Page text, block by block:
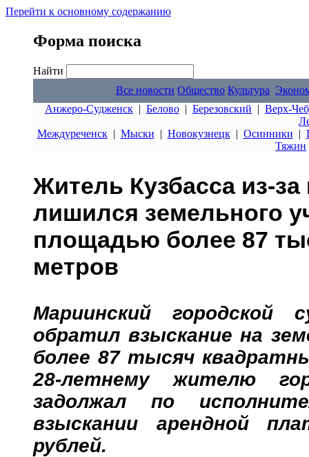
Перейти к основному содержанию
Форма поиска
Найти
Все новости Общество Культура
Анжеро-Судженск | Белово | Березовский | Верх-
Междуреченск| Мыски | Новокузнецк| Осинники |
Тяжин
Житель Кузбасса из-за
лишился земельного
площадью более 87
метров
Мариинский городской
обратил взыскание на
более 87 тысяч
28-летнему жителю
задолжал по
взыскании арендной
рублей.